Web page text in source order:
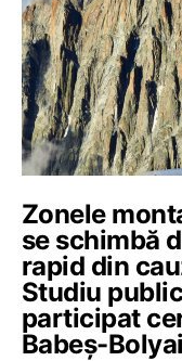
Zonele
se schimbă
rapid din
Studiu
participat
Babeș-Bolyai